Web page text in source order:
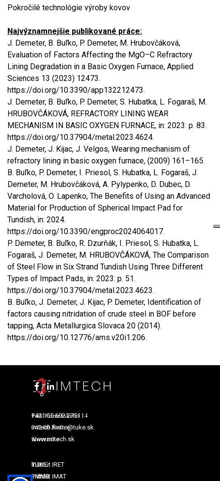
Pokročilé technológie výroby kovov
Najvýznamnejšie publikované práce:
J. Demeter, B. Buľko, P. Demeter, M. Hrubovčáková,
Evaluation of Factors Affecting the MgO–C Refractory
Lining Degradation in a Basic Oxygen Furnace, Applied
Sciences 13 (2023) 12473.
https://doi.org/10.3390/app132212473.
J. Demeter, B. Buľko, P. Demeter, S. Hubatka, L. Fogaraš, M.
HRUBOVČÁKOVÁ, REFRACTORY LINING WEAR
MECHANISM IN BASIC OXYGEN FURNACE, in: 2023: p. 83.
https://doi.org/10.37904/metal.2023.4624.
J. Demeter, J. Kijac, J. Velgos, Wearing mechanism of
refractory lining in basic oxygen furnace, (2009) 161–165.
B. Buľko, P. Demeter, I. Priesol, S. Hubatka, L. Fogaraš, J.
Demeter, M. Hrubovčáková, A. Pylypenko, D. Dubec, D.
Varcholová, O. Lapenko, The Benefits of Using an Advanced
Material for Production of Spherical Impact Pad for
Tundish, in: 2024.
https://doi.org/10.3390/engproc2024064017.
P. Demeter, B. Buľko, R. Dzurňák, I. Priesol, S. Hubatka, L.
Fogaraš, J. Demeter, M. HRUBOVČÁKOVÁ, The Comparison
of Steel Flow in Six Strand Tundish Using Three Different
Types of Impact Pads, in: 2023: p. 51.
https://doi.org/10.37904/metal.2023.4623.
B. Buľko, J. Demeter, J. Kijac, P. Demeter, Identification of
factors causing nitridation of crude steel in BOF before
tapping, Acta Metallurgica Slovaca 20 (2014).
https://doi.org/10.12776/ams.v20i1.206.
+421 55 602 2751
TUKE
Inštitút IMAT
imtech.fmmr@tuke.sk
FMMR
Inštitút IRET
Park Komenského 14
042 00 Košice
Slovensko
www.imtech.sk